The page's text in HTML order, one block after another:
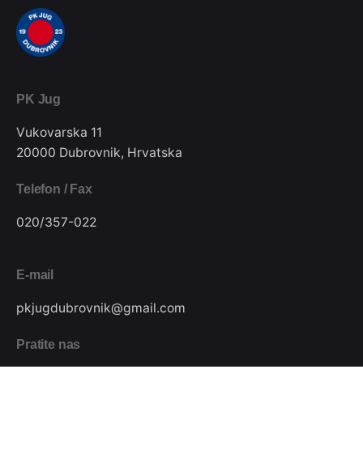
PK Jug
Vukovarska 11
20000 Dubrovnik, Hrvatska
Telefon / Fax
020/357-022
E-mail
pkjugdubrovnik@gmail.com
Pratite nas